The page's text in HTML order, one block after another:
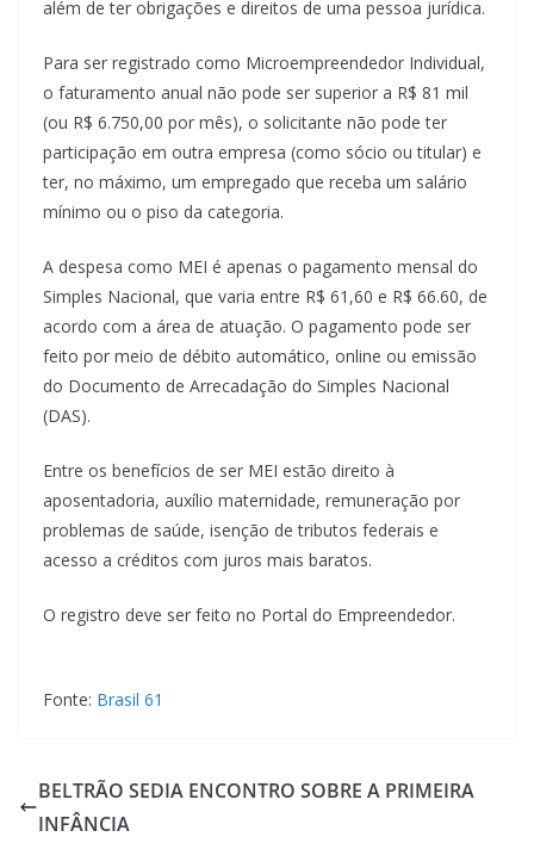
além de ter obrigações e direitos de uma pessoa jurídica.
Para ser registrado como Microempreendedor Individual,
o faturamento anual não pode ser superior a R$ 81 mil
(ou R$ 6.750,00 por mês), o solicitante não pode ter
participação em outra empresa (como sócio ou titular) e
ter, no máximo, um empregado que receba um salário
mínimo ou o piso da categoria.
A despesa como MEI é apenas o pagamento mensal do
Simples Nacional, que varia entre R$ 61,60 e R$ 66.60, de
acordo com a área de atuação. O pagamento pode ser
feito por meio de débito automático, online ou emissão
do Documento de Arrecadação do Simples Nacional
(DAS).
Entre os benefícios de ser MEI estão direito à
aposentadoria, auxílio maternidade, remuneração por
problemas de saúde, isenção de tributos federais e
acesso a créditos com juros mais baratos.
O registro deve ser feito no Portal do Empreendedor.
Fonte: Brasil 61
BELTRÃO SEDIA ENCONTRO SOBRE A PRIMEIRA
INFÂNCIA